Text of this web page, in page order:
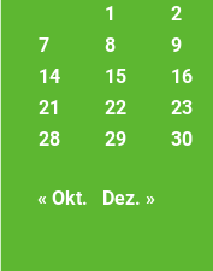
1
2
7
8 9
14
15 16
21
22 23
28
29 30
« Okt. Dez. »